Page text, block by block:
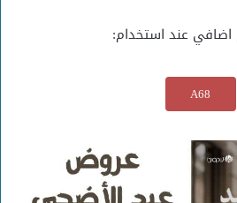
عند استخدام:
A68